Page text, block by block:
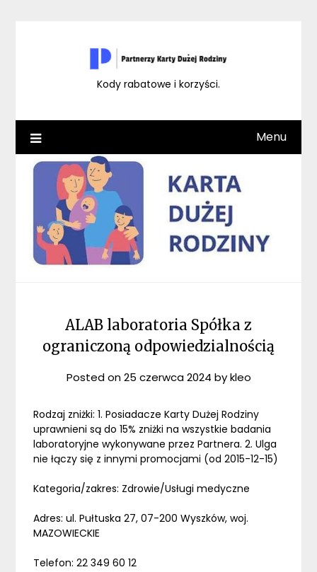
Kody rabatowe i korzyści.
Menu
ALAB laboratoria Spółka z
ograniczoną odpowiedzialnością
Posted on25 czerwca 2024 bykleo
Rodzaj zniżki: 1. Posiadacze Karty Dużej Rodziny
uprawnieni są do 15% zniżki na wszystkie badania
laboratoryjne wykonywane przez Partnera. 2. Ulga
nie łączy się z innymi promocjami (od 2015-12-15)
Kategoria/zakres: Zdrowie/Usługi medyczne
Adres: ul. Pułtuska 27, 07-200 Wyszków, woj.
MAZOWIECKIE
Telefon: 22 349 60 12